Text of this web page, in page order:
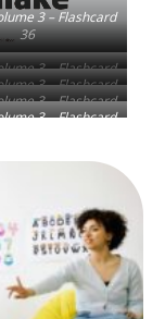
3 – Flashcard
36
3 – Flashcard
373 – Flashcard
383 – Flashcard
393 – Flashcard